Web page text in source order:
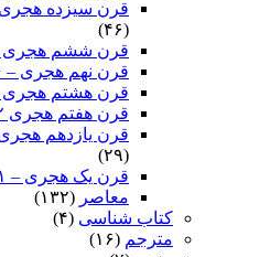
قرن سیزده هجری – ۱۱۶۴ الی ۱۲۶۱
(۴۶)
قرن ششم هجری – ۴۸۵ الی ۵۸۲
قرن نهم هجری – ۷۷۶ الی ۸۷۳ شمسی
قرن هشتم هجری – ۶۷۹ الی ۷۷۶
قرن هفتم هجری ۵۸۲ الی ۶۷۹ شمسی
قرن یازدهم هجری – ۹۷۰ الی ۱۰۶۷
(۲۹)
قرن یک هجری – ۱ الی ۹۷ شمسی –
معاصر (۱۳۲)
کتاب شناسی (۴)
مترجم (۱۶)